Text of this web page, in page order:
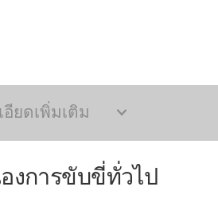
อียดเพิ่มเติม
งการขับขี่ทั่วไป